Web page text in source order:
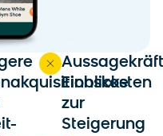
Einblicke
zur
Steigerung